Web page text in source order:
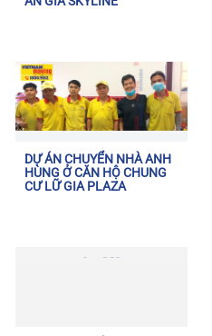
DỰ ÁN CHUYỂN NHÀ ANH
HÙNG Ở CĂN HỘ CHUNG
CƯ LỮ GIA PLAZA